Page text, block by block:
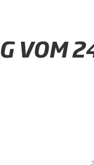
VOM